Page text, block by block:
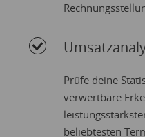
Prüfe deine
verwertbare
beliebtesten